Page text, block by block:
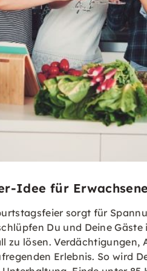
Idee für
sorgt für
Du und Deine
zu lösen. Verdächtigungen,
Erlebnis. So wird